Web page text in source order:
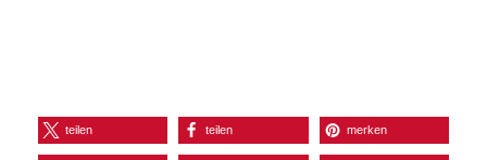
teilen teilen merken